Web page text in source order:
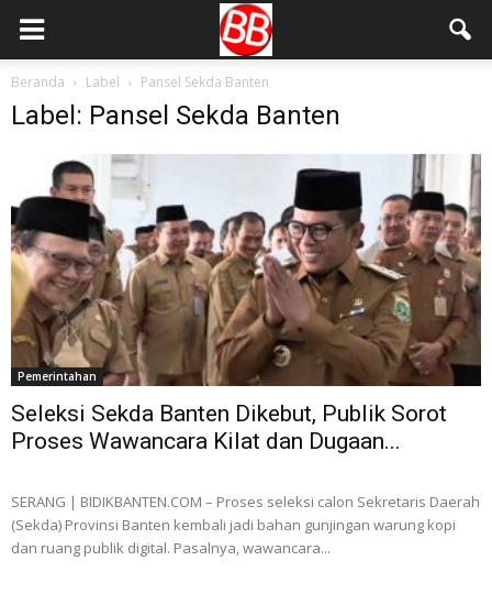
Beranda Label Pansel Sekda Banten
Label: Pansel Sekda Banten
Pemerintahan
Seleksi Sekda Banten Dikebut, Publik Sorot
Proses Wawancara Kilat dan Dugaan...
SERANG | BIDIKBANTEN.COM – Proses seleksi calon Sekretaris Daerah
(Sekda) Provinsi Banten kembali jadi bahan gunjingan warung kopi
dan ruang publik digital. Pasalnya, wawancara...